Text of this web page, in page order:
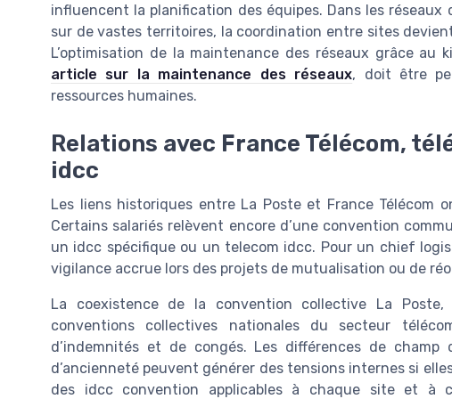
influencent la planification des équipes. Dans les réseaux
sur de vastes territoires, la coordination entre sites
L’optimisation de la maintenance des réseaux grâce au
article sur la maintenance des réseaux, doit être
ressources humaines.
Relations avec France Télécom,
idcc
Les liens historiques entre La Poste et France Télécom
Certains salariés relèvent encore d’une convention
un idcc spécifique ou un telecom idcc. Pour un chief
vigilance accrue lors des projets de mutualisation ou de
La coexistence de la convention collective La Poste,
conventions collectives nationales du secteur
d’indemnités et de congés. Les différences de champ
d’ancienneté peuvent générer des tensions internes si
des idcc convention applicables à chaque site et à